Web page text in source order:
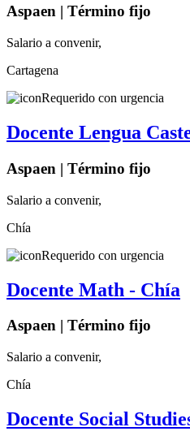
Aspaen | Término fijo
Salario a convenir,
Cartagena
Requerido con urgencia
Docente Lengua
Aspaen | Término fijo
Salario a convenir,
Chía
Requerido con urgencia
Docente Math - Chía
Aspaen | Término fijo
Salario a convenir,
Chía
Docente Social